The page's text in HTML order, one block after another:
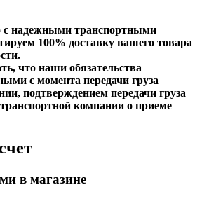
надежными транспортными
100% доставку вашего товара
что наши обязательства
с момента передачи груза
подтверждением передачи груза
компании о приеме
в магазине